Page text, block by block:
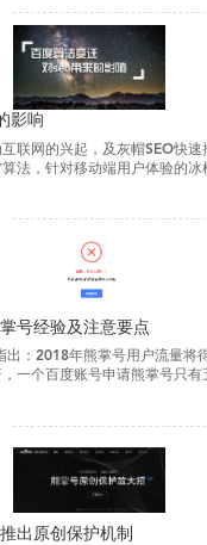
影响
联网的兴起，及灰帽SEO快
法，针对移动端用户体验的
号经验及注意要点
：2018年熊掌号用户流量将
一个百度账号申请熊掌号只
出原创保护机制